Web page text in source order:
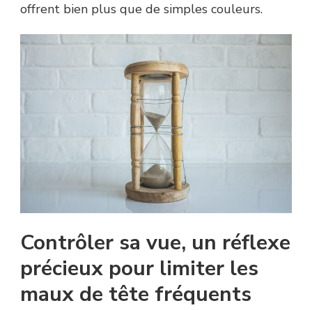
offrent bien plus que de simples couleurs.
Contrôler sa vue, un réflexe
précieux pour limiter les
maux de tête fréquents